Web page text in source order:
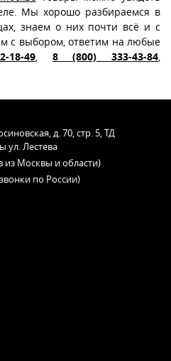
Мы хорошо разбираемся в
знаем о них почти всё и с
с выбором, ответим на любые
49 8 (800) 333-43-84
д. 70, стр. 5, ТД
ул. Лестева
из Москвы и области)
по России)